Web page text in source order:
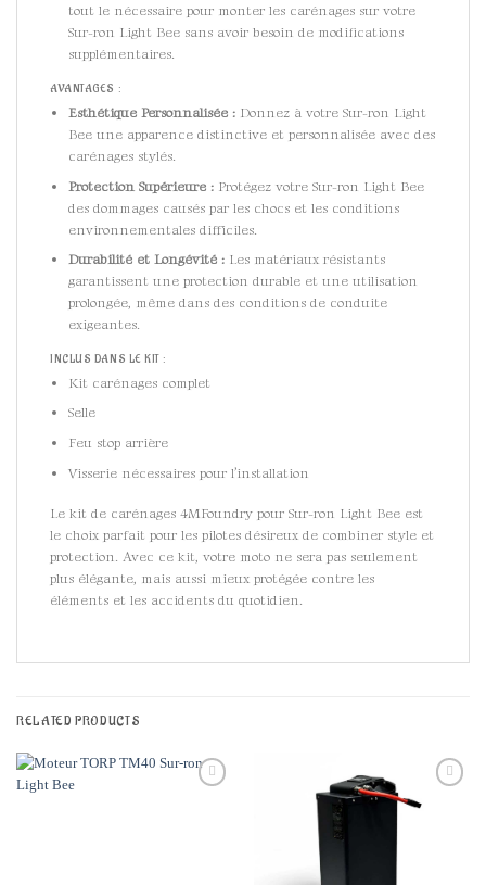
tout le nécessaire pour monter les carénages sur votre
Sur-ron Light Bee sans avoir besoin de modifications
supplémentaires.
AVANTAGES :
Esthétique Personnalisée :Donnez à votre Sur-ron Light
Bee une apparence distinctive et personnalisée avec des
carénages stylés.
Protection Supérieure :Protégez votre Sur-ron Light Bee
des dommages causés par les chocs et les conditions
environnementales difficiles.
Durabilité et Longévité :Les matériaux résistants
garantissent une protection durable et une utilisation
prolongée, même dans des conditions de conduite
exigeantes.
INCLUS DANS LE KIT :
Kit carénages complet
Selle
Feu stop arrière
Visserie nécessaires pour l’installation
Le kit de carénages 4MFoundry pour Sur-ron Light Bee est
le choix parfait pour les pilotes désireux de combiner style et
protection. Avec ce kit, votre moto ne sera pas seulement
plus élégante, mais aussi mieux protégée contre les
éléments et les accidents du quotidien.
RELATED PRODUCTS